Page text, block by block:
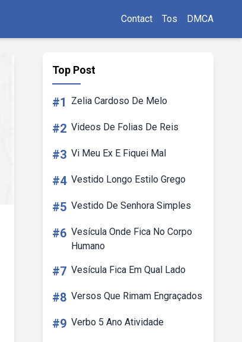
Contact Tos DMCA
Top Post
#1 Zelia Cardoso De Melo
#2 Videos De Folias De Reis
#3 Vi Meu Ex E Fiquei Mal
#4 Vestido Longo Estilo Grego
#5 Vestido De Senhora Simples
#6 Vesícula Onde Fica No Corpo
Humano
#7 Vesícula Fica Em Qual Lado
#8 Versos Que Rimam Engraçados
#9 Verbo 5 Ano Atividade